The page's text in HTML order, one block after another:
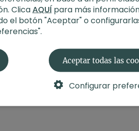
Nivel: multinivel
Intensidad: 3
Encuentra todos
Menos Grasa, Más
ClicaAQUÍpara más
el botón "Aceptar" o
Aceptar todas las
Configurar